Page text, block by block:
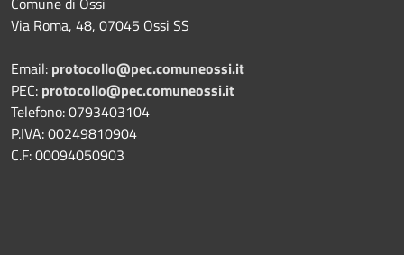
Via Roma, 48, 07045 Ossi SS
Email: protocollo@pec.comuneossi.it
PEC: protocollo@pec.comuneossi.it
Telefono: 0793403104
P.IVA: 00249810904
C.F: 00094050903